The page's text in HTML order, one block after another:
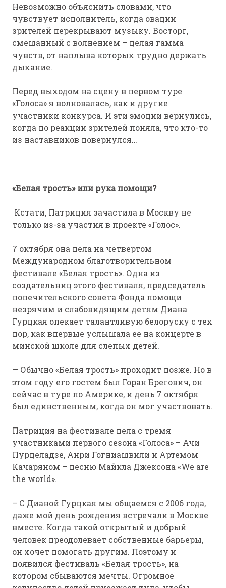
Невозможно объяснить словами, что
чувствует исполнитель, когда овации
зрителей перекрывают музыку. Восторг,
смешанный с волнением – целая гамма
чувств, от наплыва которых трудно держать
дыхание.
Перед выходом на сцену в первом туре
«Голоса» я волновалась, как и другие
участники конкурса. И эти эмоции вернулись,
когда по реакции зрителей поняла, что кто-то
из наставников повернулся…
«Белая трость» или рука помощи?
Кстати, Патриция зачастила в Москву не
только из-за участия в проекте «Голос».
7 октября она пела на четвертом
Международном благотворительном
фестивале «Белая трость». Одна из
создательниц этого фестиваля, председатель
попечительского совета Фонда помощи
незрячим и слабовидящим детям Диана
Гурцкая опекает талантливую белоруску с тех
пор, как впервые услышала ее на концерте в
минской школе для слепых детей.
— Обычно «Белая трость» проходит позже. Но в
этом году его гостем был Горан Брегович, он
сейчас в туре по Америке, и день 7 октября
был единственным, когда он мог участвовать.
Патриция на фестивале пела с тремя
участниками первого сезона «Голоса» – Ачи
Пурцеладзе, Анри Гогниашвили и Артемом
Качаряном – песню Майкла Джексона «We are
the world».
– С Дианой Гурцкая мы общаемся с 2006 года,
даже мой день рождения встречали в Москве
вместе. Когда такой открытый и добрый
человек преодолевает собственные барьеры,
он хочет помогать другим. Поэтому и
появился фестиваль «Белая трость», на
котором сбываются мечты. Огромное